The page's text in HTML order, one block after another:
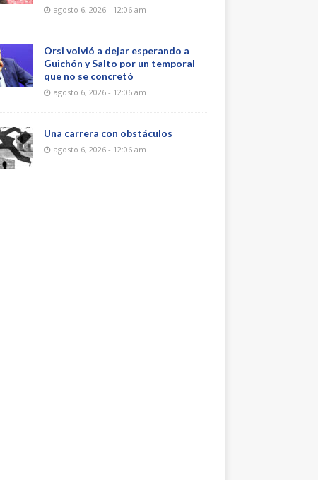
agosto 6, 2026 - 12:06 am
Orsi volvió a dejar esperando a
Guichón y Salto por un temporal
que no se concretó
agosto 6, 2026 - 12:06 am
Una carrera con obstáculos
agosto 6, 2026 - 12:06 am